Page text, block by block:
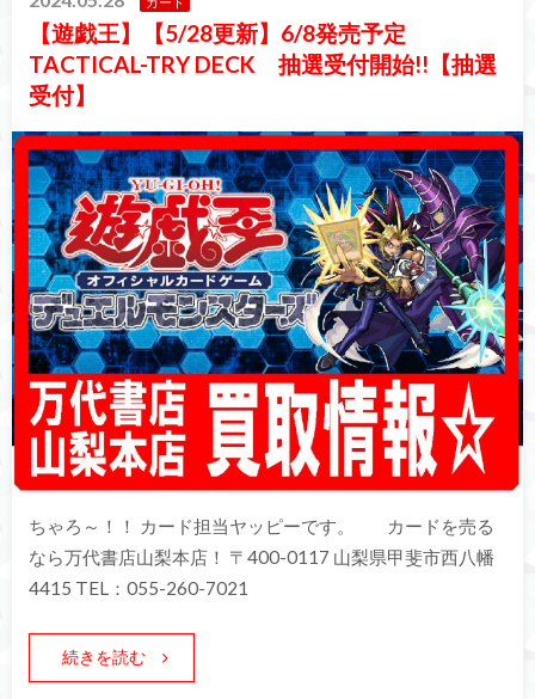
【遊戯王】【5/28更新】6/8発売予定
TACTICAL-TRY DECK 抽選受付開始!!【抽選
受付】
ちゃろ～！！ カード担当ヤッピーです。 カードを売る
なら万代書店山梨本店！ 〒400-0117 山梨県甲斐市西八幡
4415 TEL：055-260-7021
続きを読む